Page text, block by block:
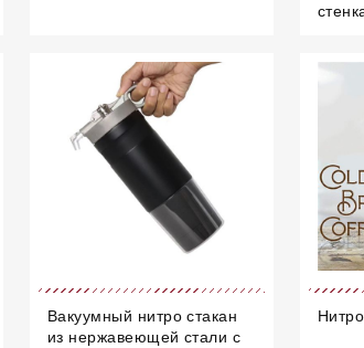
Вакуумный нитро стакан
из нержавеющей стали с